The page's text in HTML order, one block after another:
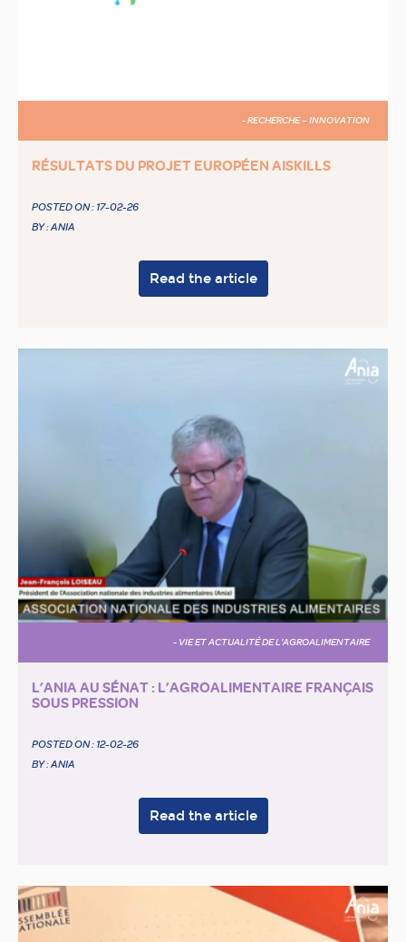
- RECHERCHE – INNOVATION
RÉSULTATS DU PROJET EUROPÉEN AISKILLS
POSTED ON : 17-02-26
BY : ANIA
Read the article
- VIE ET ACTUALITÉ DE L'AGROALIMENTAIRE
L’ANIA AU SÉNAT : L’AGROALIMENTAIRE FRANÇAIS
SOUS PRESSION
POSTED ON : 12-02-26
BY : ANIA
Read the article